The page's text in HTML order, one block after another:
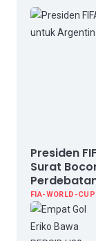
Presiden
Surat
FIA-WORLD-